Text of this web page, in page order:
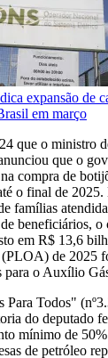
expansão de
em março
que o ministro
que o
compra de
o final de 2025.
famílias
beneficiários, o
em R$ 13,6
de 2025
para o Auxílio
Todos"
do deputado
mínimo de
de petróleo